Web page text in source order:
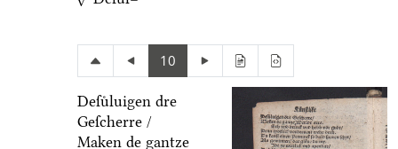
10
Deſuͤluigen dre
Geſcherre /
Maken de gantze